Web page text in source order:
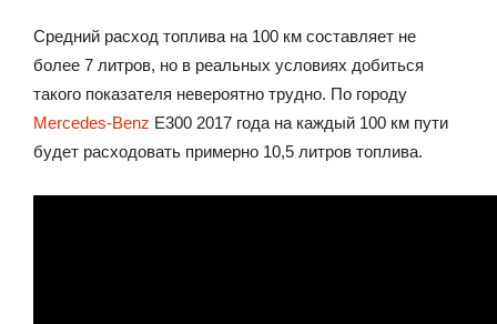
Средний расход топлива на 100 км составляет не
более 7 литров, но в реальных условиях добиться
такого показателя невероятно трудно. По городу
Mercedes-Benz Е300 2017 года на каждый 100 км пути
будет расходовать примерно 10,5 литров топлива.